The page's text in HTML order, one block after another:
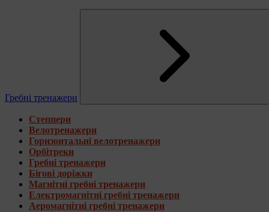
Гребні тренажери
Степпери
Велотренажери
Горизонтальні велотренажери
Орбітреки
Гребні тренажери
Бігові доріжки
Магнітні гребні тренажери
Електромагнітні гребні тренажери
Аеромагнітні гребні тренажери